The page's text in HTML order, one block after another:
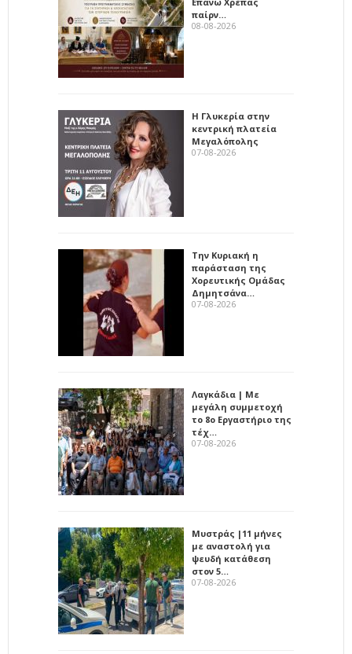
παίρν…
08-08-2026
Η Γλυκερία στην
κεντρική πλατεία
Μεγαλόπολης
07-08-2026
Την Κυριακή η
παράσταση της
Χορευτικής Ομάδας
Δημητσάνα…
07-08-2026
Λαγκάδια | Με
μεγάλη συμμετοχή
το 8ο Εργαστήριο της
τέχ…
07-08-2026
Μυστράς |11 μήνες
με αναστολή για
ψευδή κατάθεση
στον 5…
07-08-2026